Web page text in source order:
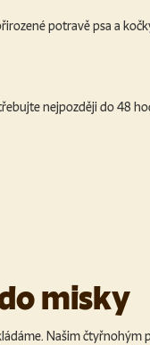
potravě psa a
nejpozději do 48
misky
Našim